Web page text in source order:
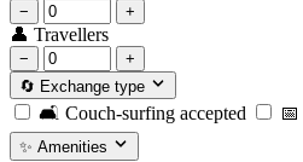
− +
👤 Travellers
−
+
🔄 Exchange type
🛋️ Couch-surfing accepted 📅
✨ Amenities